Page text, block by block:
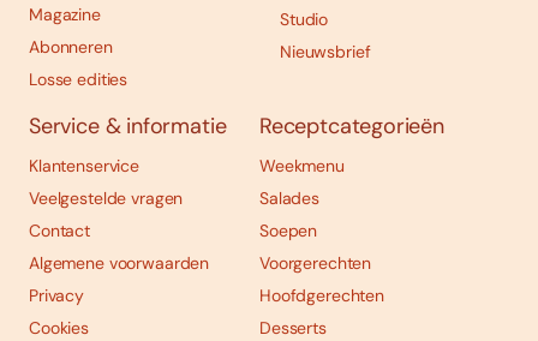
Magazine
Abonneren
Losse edities
Studio
Nieuwsbrief
Service & informatie
Klantenservice
Veelgestelde vragen
Contact
Algemene voorwaarden
Privacy
Cookies
Receptcategorieën
Weekmenu
Salades
Soepen
Voorgerechten
Hoofdgerechten
Desserts